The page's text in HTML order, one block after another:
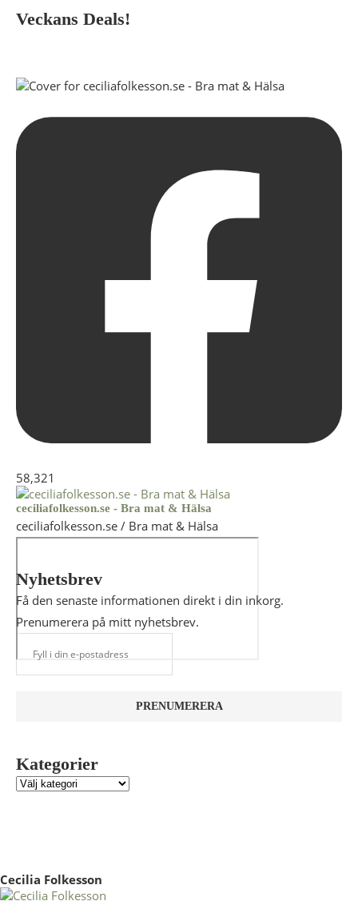
Veckans Deals!
58,321
ceciliafolkesson.se - Bra mat & Hälsa
ceciliafolkesson.se / Bra mat & Hälsa
Nyhetsbrev
Få den senaste informationen direkt i din inkorg.
Prenumerera på mitt nyhetsbrev.
Kategorier
Cecilia Folkesson